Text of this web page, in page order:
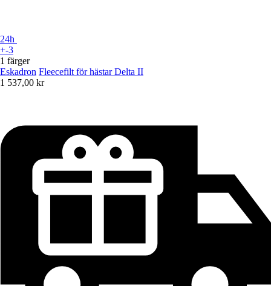
24h
+-3
1 färger
Eskadron Fleecefilt för hästar Delta II
1 537,00 kr